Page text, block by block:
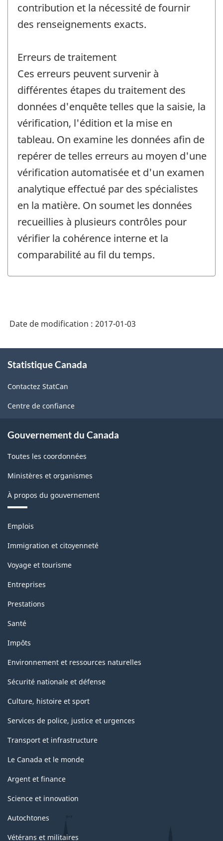
contribution et la nécessité de fournir
des renseignements exacts.
Erreurs de traitement
Ces erreurs peuvent survenir à
différentes étapes du traitement des
données d'enquête telles que la saisie, la
vérification, l'édition et la mise en
tableau. On examine les données afin de
repérer de telles erreurs au moyen d'une
vérification automatisée et d'un examen
analytique effectué par des spécialistes
en la matière. On soumet les données
recueillies à plusieurs contrôles pour
vérifier la cohérence interne et la
comparabilité au fil du temps.
Date de modification : 2017-01-03
propos
ce
site
Statistique Canada
Contactez StatCan
Centre de confiance
Gouvernement du Canada
Toutes les coordonnées
Ministères et organismes
À propos du gouvernement
Thèmes
sujets
Emplois
Immigration et citoyenneté
Voyage et tourisme
Entreprises
Prestations
Santé
Impôts
Environnement et ressources naturelles
Sécurité nationale et défense
Culture, histoire et sport
Services de police, justice et urgences
Transport et infrastructure
Le Canada et le monde
Argent et finance
Science et innovation
Autochtones
Vétérans et militaires